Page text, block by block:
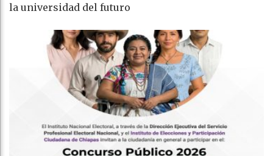
la universidad del futuro